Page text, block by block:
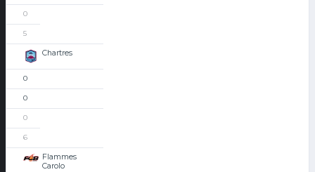
0
5
Chartres
0
0
0
6
Flammes
Carolo